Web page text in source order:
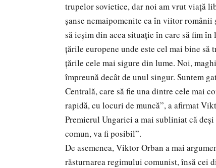
trupelor sovietice, dar noi am vrut viaţă
şanse nemaipomenite ca în viitor
să ieşim din acea situaţie în care să fim
ţările europene unde este cel mai bine să
ţările cele mai sigure din lume. Noi,
împreună decât de unul singur. Suntem
Centrală, care să fie una dintre cele mai
rapidă, cu locuri de muncă”, a afirmat
Premierul Ungariei a mai subliniat că
comun, va fi posibil”.
De asemenea, Viktor Orban a mai
răsturnarea regimului comunist, însă cei